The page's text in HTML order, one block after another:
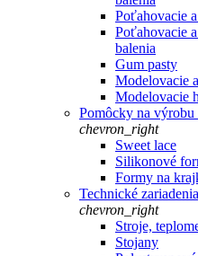
Poťahovacie
Poťahovacie
balenia
Gum pasty
Modelovacie
Modelovacie
Pomôcky na
chevron_right
Sweet lace
Silikonové
Formy na
Technické
chevron_right
Stroje,
Stojany